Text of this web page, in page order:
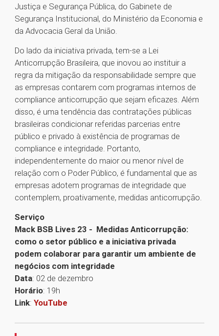
Justiça e Segurança Pública, do Gabinete de
Segurança Institucional, do Ministério da Economia e
da Advocacia Geral da União.
Do lado da iniciativa privada, tem-se a Lei
Anticorrupção Brasileira, que inovou ao instituir a
regra da mitigação da responsabilidade sempre que
as empresas contarem com programas internos de
compliance anticorrupção que sejam eficazes. Além
disso, é uma tendência das contratações públicas
brasileiras condicionar referidas parcerias entre
público e privado à existência de programas de
compliance e integridade. Portanto,
independentemente do maior ou menor nível de
relação com o Poder Público, é fundamental que as
empresas adotem programas de integridade que
contemplem, proativamente, medidas anticorrupção.
Serviço
Mack BSB Lives 23 - Medidas Anticorrupção:
como o setor público e a iniciativa privada
podem colaborar para garantir um ambiente de
negócios com integridade
Data: 02 de dezembro
Horário: 19h
Link: YouTube